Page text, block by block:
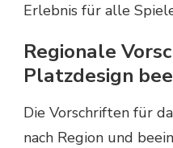
Erlebnis für alle
Regionale
Platzdesign
Die Vorschriften für
nach Region und